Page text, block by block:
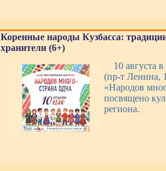
Коренные народы Кузбасса:
хранители (6+)
10 августа
(пр-т Ленина,
«Народов
посвящено
региона.